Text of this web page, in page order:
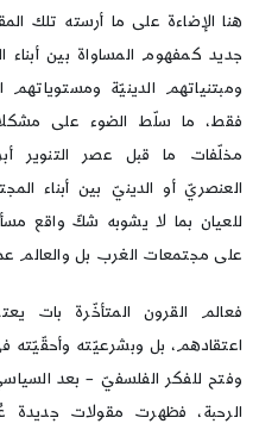
هنا الإضاءة على ما أرسته تلك
جديد كمفهوم المساواة بين
ومبتنياتهم الدينيّة ومستوياتهم
فقط، ما سلّط الضوء على
مخلّفات ما قبل عصر التنوير
العنصريّ أو الدينيّ بين أبناء
للعيان بما لا يشوبه شكّ واقع
على مجتمعات الغرب بل والعالم
فعالم القرون المتأخّرة بات
اعتقادهم، بل وبشرعيّته وأحقّيّته
وفتح للفكر الفلسفيّ – بعد
الرحبة، فظهرت مقولات جديدة